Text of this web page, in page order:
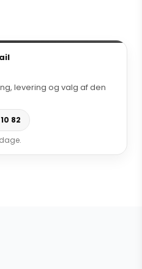
levering og valg af den
82